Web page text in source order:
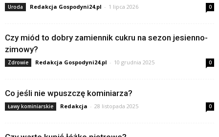
Uroda Redakcja Gospodyni24.pl - 1 lipca 2026 0
Czy miód to dobry zamiennik cukru na sezon jesienno-
zimowy?
Zdrowie Redakcja Gospodyni24.pl - 10 grudnia 2025 0
Co jeśli nie wpuszczę kominiarza?
Ławy kominiarskie Redakcja - 28 listopada 2025 0